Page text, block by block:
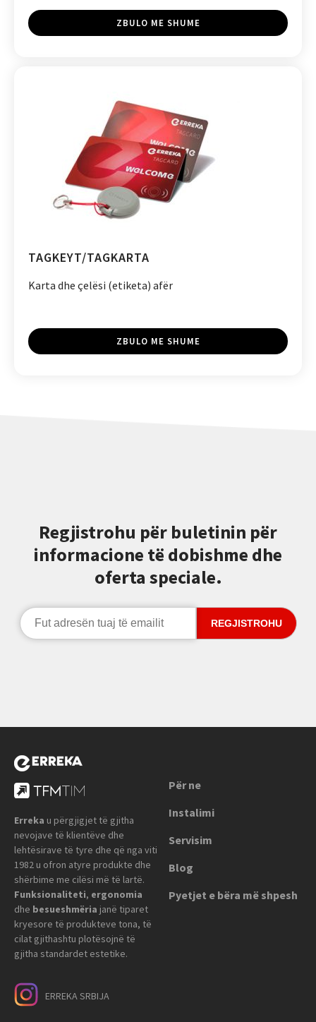
ZBULO ME SHUME
TAGKEYT/TAGKARTA
Karta dhe çelësi (etiketa) afër
ZBULO ME SHUME
Regjistrohu për buletinin për
informacione të dobishme dhe
oferta speciale.
Erreka u përgjigjet të gjitha
nevojave të klientëve dhe
lehtësirave të tyre dhe që nga viti
1982 u ofron atyre produkte dhe
shërbime me cilësi më të lartë.
Funksionaliteti, ergonomia
dhe besueshmëria janë tiparet
kryesore të produkteve tona, të
cilat gjithashtu plotësojnë të
gjitha standardet estetike.
ERREKA SRBIJA
Për ne
Instalimi
Servisim
Blog
Pyetjet e bëra më shpesh